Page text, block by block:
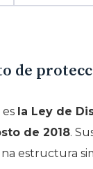
de
la Ley de
de 2018.
estructura